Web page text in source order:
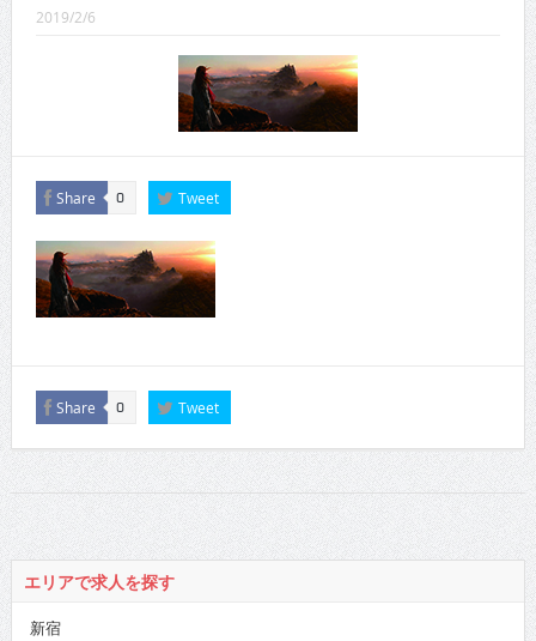
CINEMA×STYLE 287号
CINEMA×STYLE 286号
CINEMA×STYLE 294号
2019/2/6
Share 0 Tweet
Share 0 Tweet
エリアで求人を探す
新宿